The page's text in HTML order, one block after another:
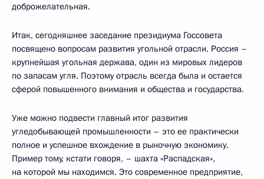
доброжелательная.
Итак, сегодняшнее заседание президиума Госсовета
посвящено вопросам развития угольной отрасли. Россия –
крупнейшая угольная держава, один из мировых лидеров
по запасам угля. Поэтому отрасль всегда была и остается
сферой повышенного внимания и общества и государства.
Уже можно подвести главный итог развития
угледобывающей промышленности – это ее практически
полное и успешное вхождение в рыночную экономику.
Пример тому, кстати говоря, – шахта «Распадская»,
на которой мы находимся. Это современное предприятие,